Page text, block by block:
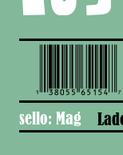
sello: Mag